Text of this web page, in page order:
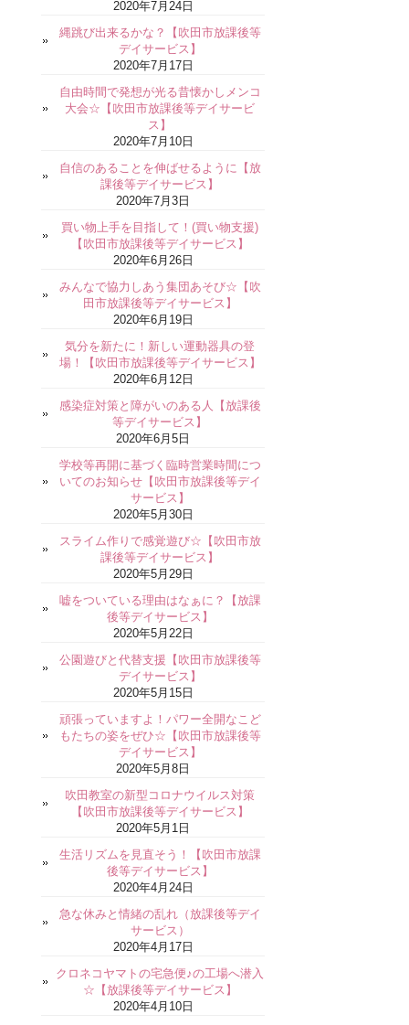
2020年7月24日
縄跳び出来るかな？【吹田市放課後等
デイサービス】
2020年7月17日
自由時間で発想が光る昔懐かしメンコ
大会☆【吹田市放課後等デイサービ
ス】
2020年7月10日
自信のあることを伸ばせるように【放
課後等デイサービス】
2020年7月3日
買い物上手を目指して！(買い物支援)
【吹田市放課後等デイサービス】
2020年6月26日
みんなで協力しあう集団あそび☆【吹
田市放課後等デイサービス】
2020年6月19日
気分を新たに！新しい運動器具の登
場！【吹田市放課後等デイサービス】
2020年6月12日
感染症対策と障がいのある人【放課後
等デイサービス】
2020年6月5日
学校等再開に基づく臨時営業時間につ
いてのお知らせ【吹田市放課後等デイ
サービス】
2020年5月30日
スライム作りで感覚遊び☆【吹田市放
課後等デイサービス】
2020年5月29日
嘘をついている理由はなぁに？【放課
後等デイサービス】
2020年5月22日
公園遊びと代替支援【吹田市放課後等
デイサービス】
2020年5月15日
頑張っていますよ！パワー全開なこど
もたちの姿をぜひ☆【吹田市放課後等
デイサービス】
2020年5月8日
吹田教室の新型コロナウイルス対策
【吹田市放課後等デイサービス】
2020年5月1日
生活リズムを見直そう！【吹田市放課
後等デイサービス】
2020年4月24日
急な休みと情緒の乱れ（放課後等デイ
サービス）
2020年4月17日
クロネコヤマトの宅急便♪の工場へ潜入
☆【放課後等デイサービス】
2020年4月10日